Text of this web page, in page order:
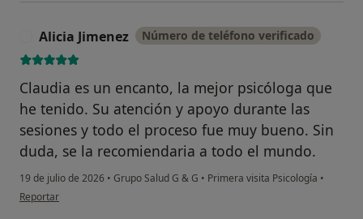
Alicia Jimenez Número de teléfono verificado
Claudia es un encanto, la mejor psicóloga que
he tenido. Su atención y apoyo durante las
sesiones y todo el proceso fue muy bueno. Sin
duda, se la recomiendaria a todo el mundo.
19 de julio de 2026 • Grupo Salud G & G • Primera visita Psicología •
en opinión del usuario Alicia Jimenez
Reportar